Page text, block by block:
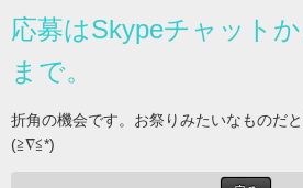
応募はSkypeチャット
まで。
折角の機会です。お祭りみたいなものだ
(≧∇≦*)ゝ